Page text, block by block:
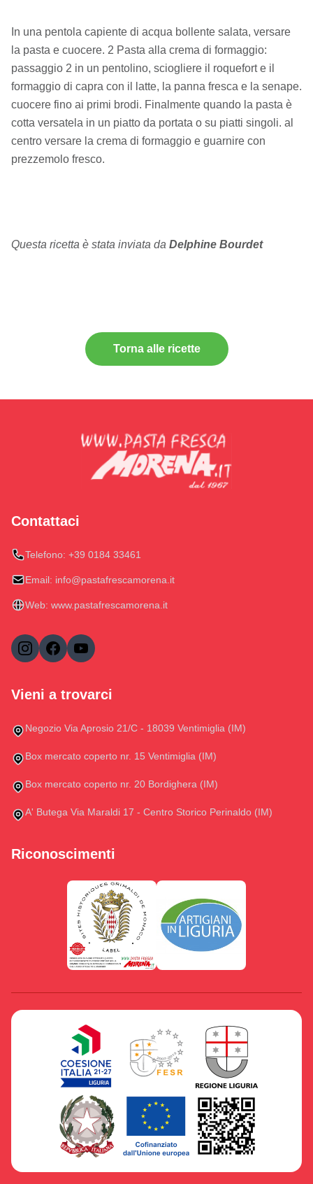
In una pentola capiente di acqua bollente salata, versare
la pasta e cuocere. 2 Pasta alla crema di formaggio:
passaggio 2 in un pentolino, sciogliere il roquefort e il
formaggio di capra con il latte, la panna fresca e la senape.
cuocere fino ai primi brodi. Finalmente quando la pasta è
cotta versatela in un piatto da portata o su piatti singoli. al
centro versare la crema di formaggio e guarnire con
prezzemolo fresco.
Questa ricetta è stata inviata da Delphine Bourdet
Torna alle ricette
Contattaci
Telefono: +39 0184 33461
Email: info@pastafrescamorena.it
Web: www.pastafrescamorena.it
Vieni a trovarci
Negozio Via Aprosio 21/C - 18039 Ventimiglia (IM)
Box mercato coperto nr. 15 Ventimiglia (IM)
Box mercato coperto nr. 20 Bordighera (IM)
A' Butega Via Maraldi 17 - Centro Storico Perinaldo (IM)
Riconoscimenti